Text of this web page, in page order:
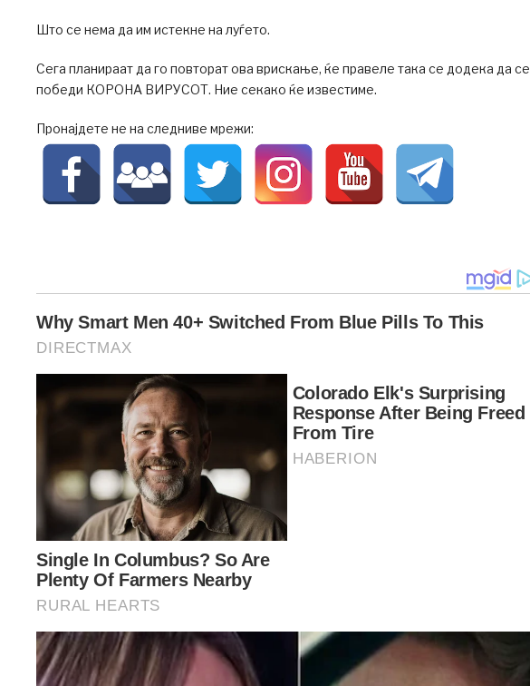
Што се нема да им истекне на луѓето.
Сега планираат да го повторат ова врискање, ќе правеле така се додека да се
победи КОРОНА ВИРУСОТ. Ние секако ќе известиме.
Пронајдете не на следниве мрежи: